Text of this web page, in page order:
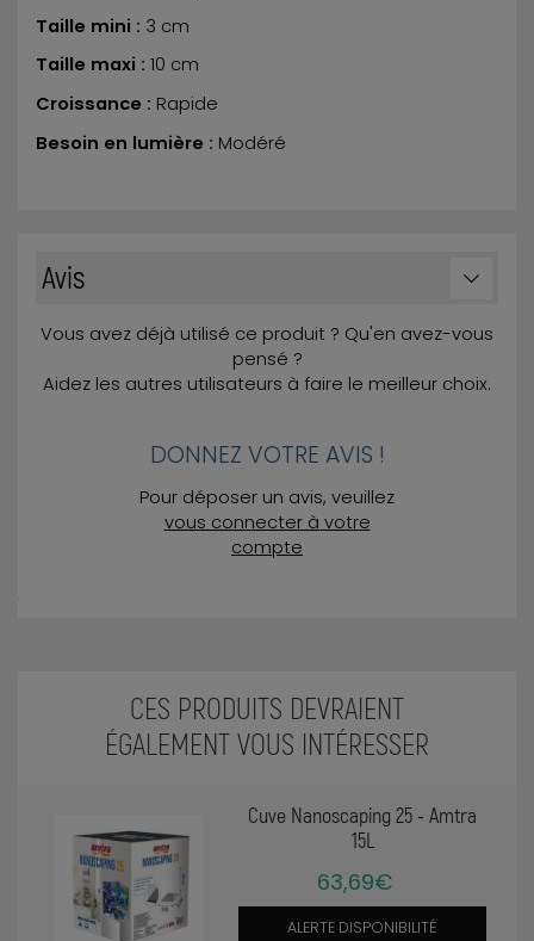
Taille mini : 3 cm
Taille maxi : 10 cm
Croissance : Rapide
Besoin en lumière : Modéré
Avis
Vous avez déjà utilisé ce produit ? Qu'en avez-vous
pensé ?
Aidez les autres utilisateurs à faire le meilleur choix.
DONNEZ VOTRE AVIS !
Pour déposer un avis, veuillez
vous connecter à votre
compte
CES PRODUITS DEVRAIENT
ÉGALEMENT VOUS INTÉRESSER
Cuve Nanoscaping 25 - Amtra
15L
63,69€
ALERTE DISPONIBILITÉ